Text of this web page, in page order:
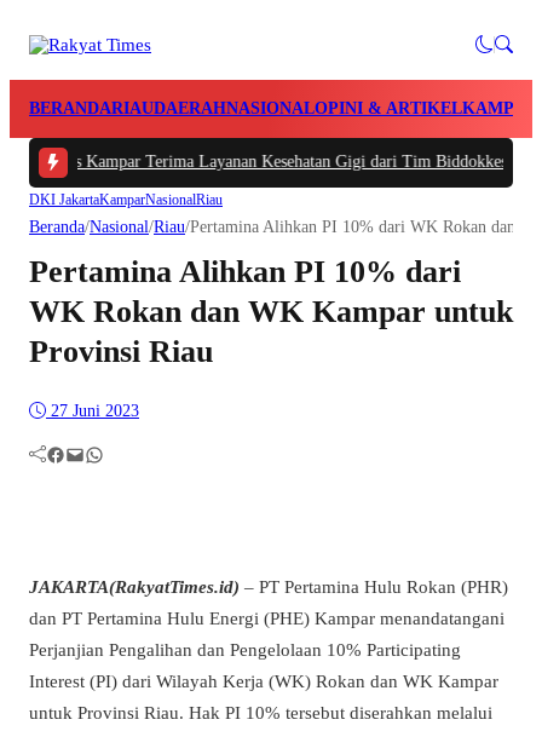
BERANDARIAUDAERAHNASIONALOPINI & ARTIKELKAMPAR
Kampar Terima Layanan Kesehatan Gigi dari Tim Biddokkes Polda
DKI JakartaKamparNasionalRiau
Beranda/Nasional/Riau/Pertamina Alihkan PI 10% dari WK Rokan dan
Pertamina Alihkan PI 10% dari
WK Rokan dan WK Kampar untuk
Provinsi Riau
27 Juni 2023
Facebook Mail WhatsApp
JAKARTA(RakyatTimes.id) – PT Pertamina Hulu Rokan (PHR)
dan PT Pertamina Hulu Energi (PHE) Kampar menandatangani
Perjanjian Pengalihan dan Pengelolaan 10% Participating
Interest (PI) dari Wilayah Kerja (WK) Rokan dan WK Kampar
untuk Provinsi Riau. Hak PI 10% tersebut diserahkan melalui